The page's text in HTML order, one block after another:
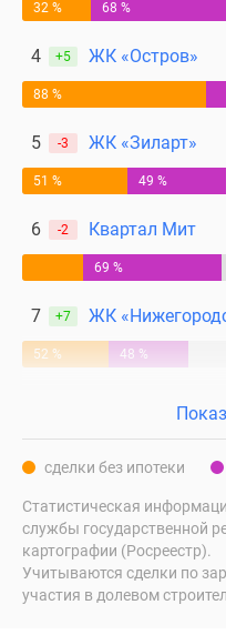
32 % 68 %
4 +5 ЖК «Остров»
88 %
5 -3 ЖК «Зиларт»
51 % 49 %
6 -2 Квартал Мит
69 %
7 +7 ЖК
52 % 48 %
сделки без ипотеки
Статистическая
службы государственной
картографии (Росреестр).
Учитываются сделки по
участия в долевом